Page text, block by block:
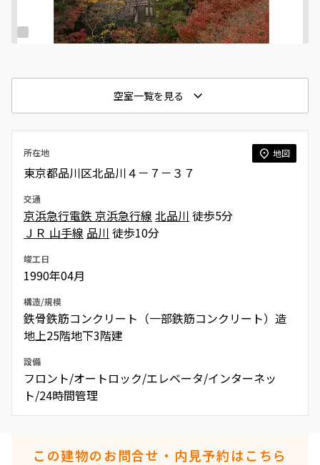
空室一覧を見る
所在地 地図
東京都品川区北品川４－７－３７
交通
京浜急行電鉄 京浜急行線 北品川 徒歩5分
ＪＲ 山手線 品川 徒歩10分
竣工日
1990年04月
構造/規模
鉄骨鉄筋コンクリート（一部鉄筋コンクリート）造
地上25階地下3階建
設備
フロント/オートロック/エレベータ/インターネッ
ト/24時間管理
この建物のお問合せ・内見予約はこちら